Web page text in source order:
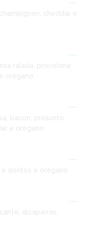
---
cheddar e
---
ralada, provolone
---
bacon, presunto,
e orégano
---
doritos e orégano
---
alcaparras,